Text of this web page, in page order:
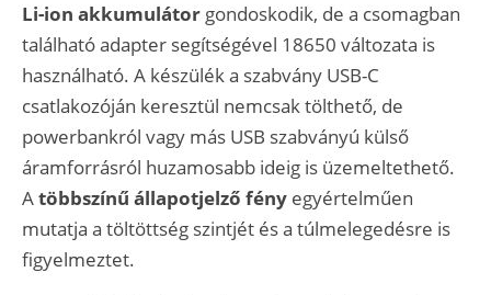
Li-ion akkumulátor gondoskodik, de a csomagban
található adapter segítségével 18650 változata is
használható. A készülék a szabvány USB-C
csatlakozóján keresztül nemcsak tölthető, de
powerbankról vagy más USB szabványú külső
áramforrásról huzamosabb ideig is üzemeltethető.
Atöbbszínű állapotjelző fény egyértelműen
mutatja a töltöttség szintjét és a túlmelegedésre is
figyelmeztet.